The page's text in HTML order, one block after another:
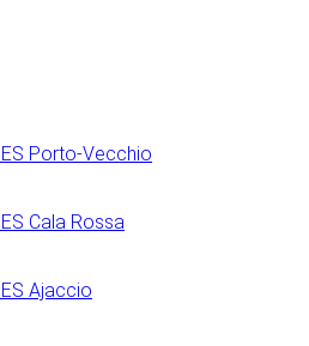
Porto-Vecchio
Cala Rossa
Ajaccio